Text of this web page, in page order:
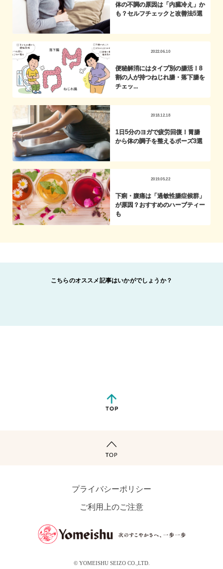
体の不調の原因は「内臓冷え」か
も？セルフチェックと改善法5選
2022.06.10
便秘解消にはタイプ別の腸活！8
割の人が持つねじれ腸・落下腸を
チェッ...
2018.12.18
1日5分のヨガで疲労回復！胃腸
から体の調子を整えるポーズ3選
2019.05.22
下痢・腹痛は「過敏性腸症候群」
が原因？おすすめのハーブティー
も
こちらのオススメ記事はいかがでしょうか？
プライバシーポリシー
ご利用上のご注意
© YOMEISHU SEIZO CO.,LTD.